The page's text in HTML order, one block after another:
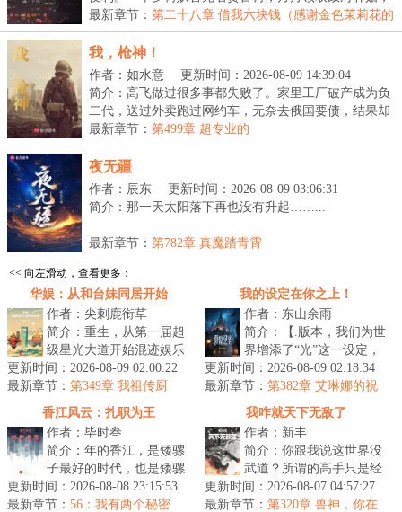
八...
最新章节： 第二十八章 借我六块钱（感谢金色茉莉花的
盟主）
我，枪神！
作者：如水意
更新时间：2026-08-09 14:39:04
简介：高飞做过很多事都失败了。家里工厂破产成为负
二代，送过外卖跑过网约车，无奈去俄国要债，结果却
被...
最新章节： 第499章 超专业的
夜无疆
作者：辰东
更新时间：2026-08-09 03:06:31
简介：那一天太阳落下再也没有升起……...
最新章节： 第782章 真魔踏青霄
<< 向左滑动，查看更多：
华娱：从和台妹同居开始
作者：尖刺鹿衔草
简介：重生，从第一届超
级星光大道开始混迹娱乐
圈。这一年，周王陶林如
日中天；这一年，众多花
刚展露头角...
更新时间：2026-08-09 02:00:22
最新章节： 第349章 我祖传厨
师，颠勺爆炒样样精通
我的设定在你之上！
作者：东山余雨
简介：【.版本，我们为世
界增添了“光”这一设定，
于是便有了光。】【.版
本，我们削弱了旧神的活
动范围，...
更新时间：2026-08-09 02:18:34
最新章节： 第382章 艾琳娜的祝
福，巅峰状态；让我，先去试试
【亘古旧神】的成色！
香江风云：扎职为王
作者：毕时叁
简介：年的香江，是矮骡
子最好的时代，也是矮骡
子最糟糕的时代。
Tobeornottobe这个问题，
更新时间：2026-08-08 23:15:53
最新章节： 56：我有两个秘密
我咋就天下无敌了
作者：新丰
简介：你跟我说这世界没
武道？所谓的高手只是经
常锻炼，熟人生巧的原
因？不可能，绝不可能。
更新时间：2026-08-07 04:57:27
最新章节： 第320章 兽神，你在